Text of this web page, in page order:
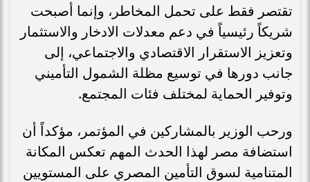
تقتصر فقط على تحمل المخاطر، وإنما أصبحت
شريكاً رئيسياً في دعم معدلات الادخار والاستثمار
وتعزيز الاستقرار الاقتصادي والاجتماعي، إلى
جانب دورها في توسيع مظلة الشمول التأميني
وتوفير الحماية لمختلف فئات المجتمع.
ورحب الوزير بالمشاركين في المؤتمر، مؤكداً أن
استضافة مصر لهذا الحدث المهم تعكس المكانة
المتنامية لسوق التأمين المصري على المستويين